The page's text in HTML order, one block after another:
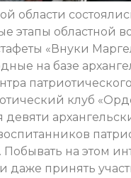
области
этапы областной
«Внуки
на базе
клуб
девяти
Побывать на этом
даже принять